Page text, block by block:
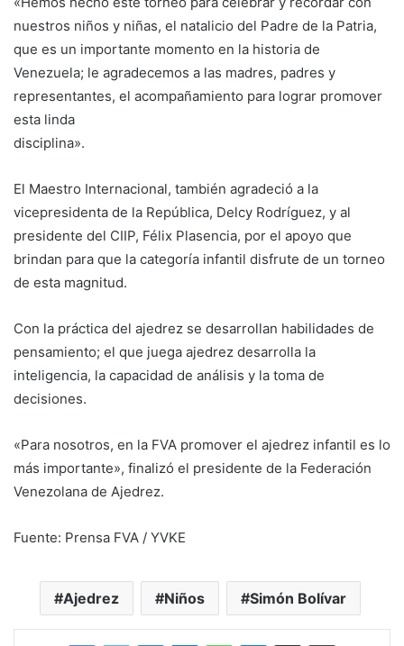
nuestros niños y niñas, el natalicio del Padre de la Patria,
que es un importante momento en la historia de
Venezuela; le agradecemos a las madres, padres y
representantes, el acompañamiento para lograr promover
esta linda
disciplina».
El Maestro Internacional, también agradeció a la
vicepresidenta de la República, Delcy Rodríguez, y al
presidente del CIIP, Félix Plasencia, por el apoyo que
brindan para que la categoría infantil disfrute de un torneo
de esta magnitud.
Con la práctica del ajedrez se desarrollan habilidades de
pensamiento; el que juega ajedrez desarrolla la
inteligencia, la capacidad de análisis y la toma de
decisiones.
«Para nosotros, en la FVA promover el ajedrez infantil es lo
más importante», finalizó el presidente de la Federación
Venezolana de Ajedrez.
Fuente: Prensa FVA / YVKE
Ajedrez Niños Simón Bolívar